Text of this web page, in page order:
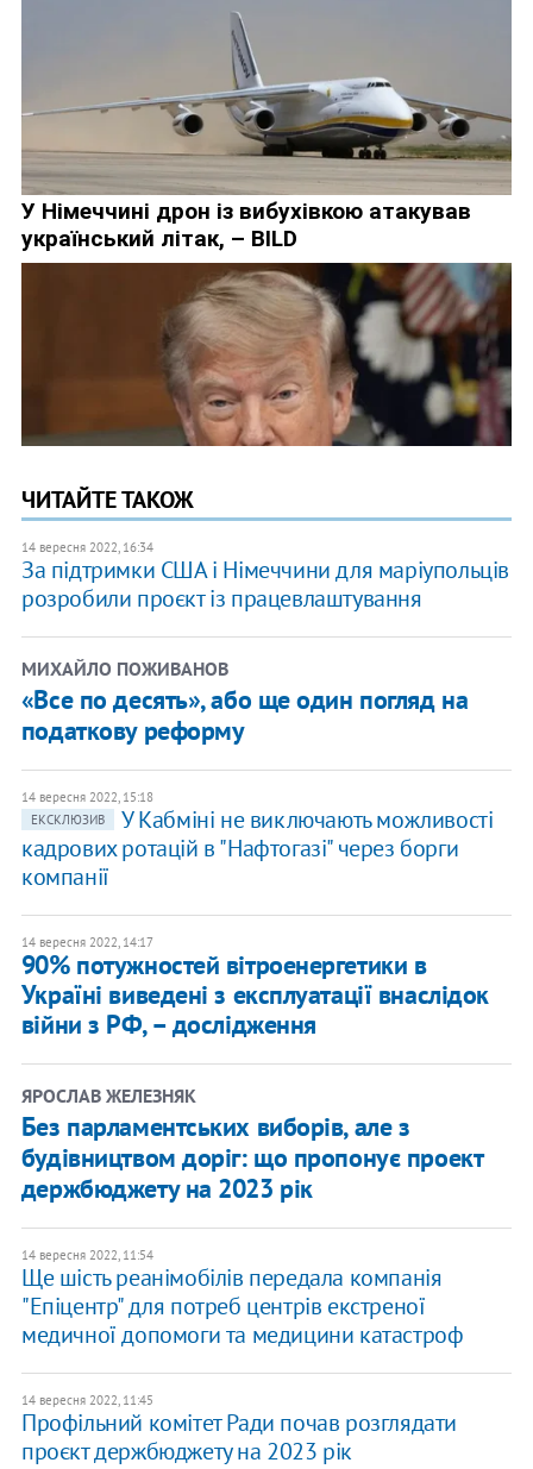
ЧИТАЙТЕ ТАКОЖ
14 вересня 2022, 16:34
За підтримки США і Німеччини для маріупольців
розробили проєкт із працевлаштування
МИХАЙЛО ПОЖИВАНОВ
«Все по десять», або ще один погляд на
податкову реформу
14 вересня 2022, 15:18
ЕКСКЛЮЗИВ
У Кабміні не виключають можливості
кадрових ротацій в "Нафтогазі" через борги
компанії
14 вересня 2022, 14:17
90% потужностей вітроенергетики в
Україні виведені з експлуатації внаслідок
війни з РФ, – дослідження
ЯРОСЛАВ ЖЕЛЕЗНЯК
Без парламентських виборів, але з
будівництвом доріг: що пропонує проект
держбюджету на 2023 рік
14 вересня 2022, 11:54
Ще шість реанімобілів передала компанія
"Епіцентр" для потреб центрів екстреної
медичної допомоги та медицини катастроф
14 вересня 2022, 11:45
Профільний комітет Ради почав розглядати
проєкт держбюджету на 2023 рік